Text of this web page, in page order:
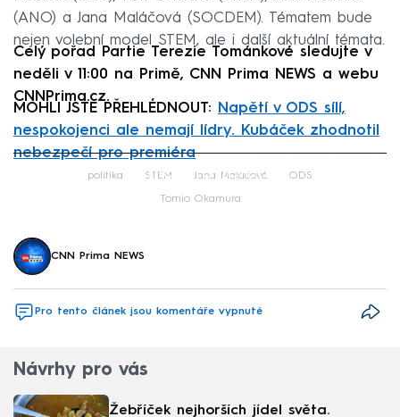
(ANO) a Jana Maláčová (SOCDEM). Tématem bude
nejen volební model STEM, ale i další aktuální témata.
Celý pořad Partie Terezie Tománkové sledujte v
neděli v 11:00 na Primě, CNN Prima NEWS a webu
CNNPrima.cz.
MOHLI JSTE PŘEHLÉDNOUT: Napětí v ODS sílí,
nespokojenci ale nemají lídry. Kubáček zhodnotil
nebezpečí pro premiéra
Failed to fetch
politika STEM Jana Maláčová ODS
Tomio Okamura
CNN Prima NEWS
Pro tento článek jsou komentáře vypnuté
Návrhy pro vás
Žebříček nejhorších jídel světa.